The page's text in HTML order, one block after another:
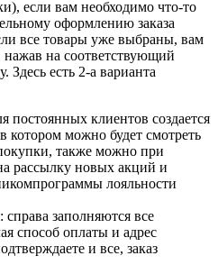
если вам необходимо что-то
оформлению заказа
все товары уже выбраны, вам
нажав на соответствующий
Здесь есть 2-а варианта
постоянных клиентов создается
котором можно будет смотреть
также можно при
рассылку новых акций и
лояльности
справа заполняются все
способ оплаты и адрес
и все, заказ